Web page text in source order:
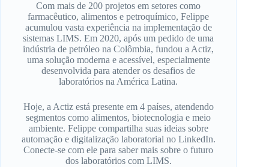
Com mais de 200 projetos em setores como
farmacêutico, alimentos e petroquímico, Felippe
acumulou vasta experiência na implementação de
sistemas LIMS. Em 2020, após um pedido de uma
indústria de petróleo na Colômbia, fundou a Actiz,
uma solução moderna e acessível, especialmente
desenvolvida para atender os desafios de
laboratórios na América Latina.
Hoje, a Actiz está presente em 4 países, atendendo
segmentos como alimentos, biotecnologia e meio
ambiente. Felippe compartilha suas ideias sobre
automação e digitalização laboratorial no LinkedIn.
Conecte-se com ele para saber mais sobre o futuro
dos laboratórios com LIMS.